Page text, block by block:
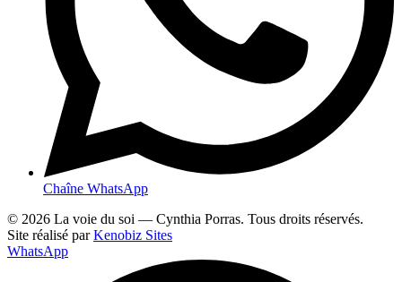
Chaîne WhatsApp
© 2026 La voie du soi — Cynthia Porras. Tous droits réservés.
Site réalisé par Kenobiz Sites
WhatsApp